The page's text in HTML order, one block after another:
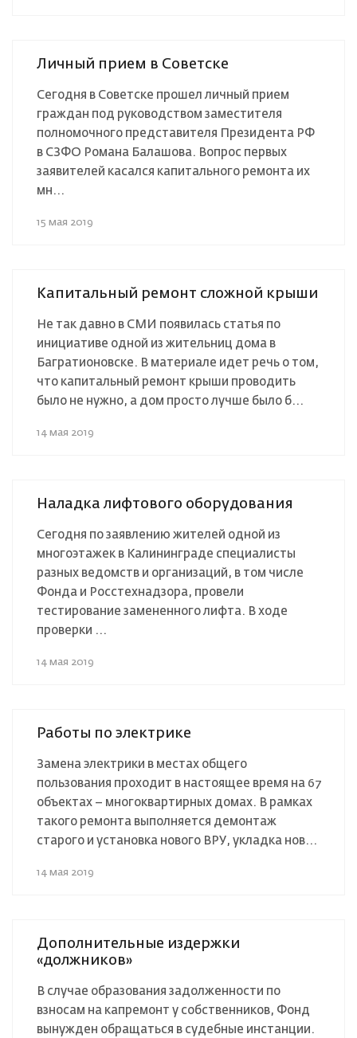
Личный прием в Советске
Сегодня в Советске прошел личный прием
граждан под руководством заместителя
полномочного представителя Президента РФ
в СЗФО Романа Балашова. Вопрос первых
заявителей касался капитального ремонта их
мн...
15 мая 2019
Капитальный ремонт сложной крыши
Не так давно в СМИ появилась статья по
инициативе одной из жительниц дома в
Багратионовске. В материале идет речь о том,
что капитальный ремонт крыши проводить
было не нужно, а дом просто лучше было б...
14 мая 2019
Наладка лифтового оборудования
Сегодня по заявлению жителей одной из
многоэтажек в Калининграде специалисты
разных ведомств и организаций, в том числе
Фонда и Росстехнадзора, провели
тестирование замененного лифта. В ходе
проверки ...
14 мая 2019
Работы по электрике
Замена электрики в местах общего
пользования проходит в настоящее время на 67
объектах – многоквартирных домах. В рамках
такого ремонта выполняется демонтаж
старого и установка нового ВРУ, укладка нов...
14 мая 2019
Дополнительные издержки
«должников»
В случае образования задолженности по
взносам на капремонт у собственников, Фонд
вынужден обращаться в судебные инстанции.